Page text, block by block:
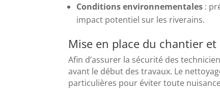
Conditions environnementales :
impact potentiel sur les riverains.
Mise en place du chantier
Afin d’assurer la sécurité des
avant le début des travaux. Le
particulières pour éviter toute